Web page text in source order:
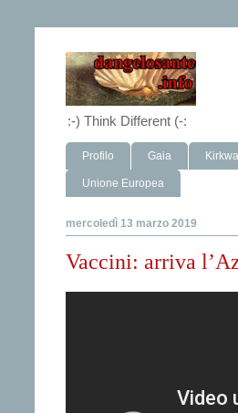
:-) Think Different (-:
Profilo Gaia Kirkwall
Unione Europea
mercoledì 13 marzo 2019
Vaccini: arriva